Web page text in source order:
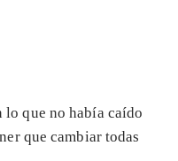
lo que no había caído
que cambiar todas